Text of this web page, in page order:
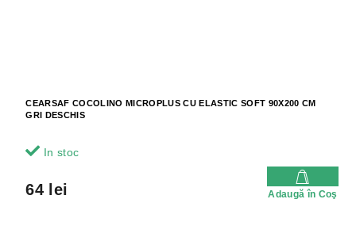
CEARSAF COCOLINO MICROPLUS CU ELASTIC SOFT 90X200 CM
GRI DESCHIS
In stoc
64 lei Adaugă în Coş